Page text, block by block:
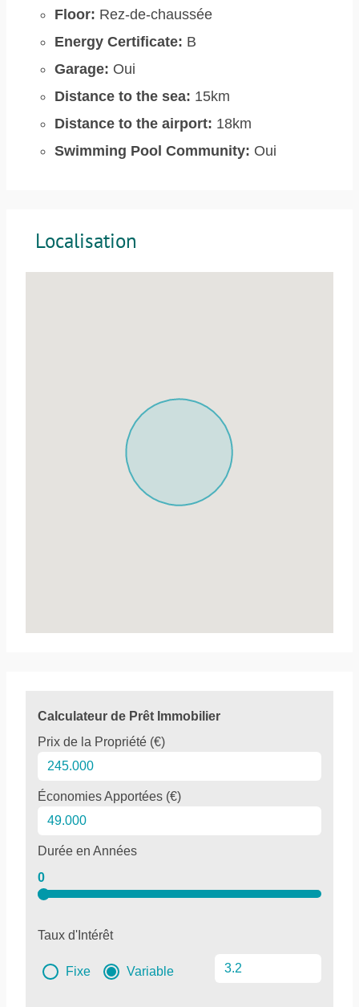
Floor: Rez-de-chaussée
Energy Certificate: B
Garage: Oui
Distance to the sea: 15km
Distance to the airport: 18km
Swimming Pool Community: Oui
Localisation
Calculateur de Prêt Immobilier
Prix de la Propriété (€)
Économies Apportées (€)
Durée en Années
0
Taux d'Intérêt
Fixe Variable